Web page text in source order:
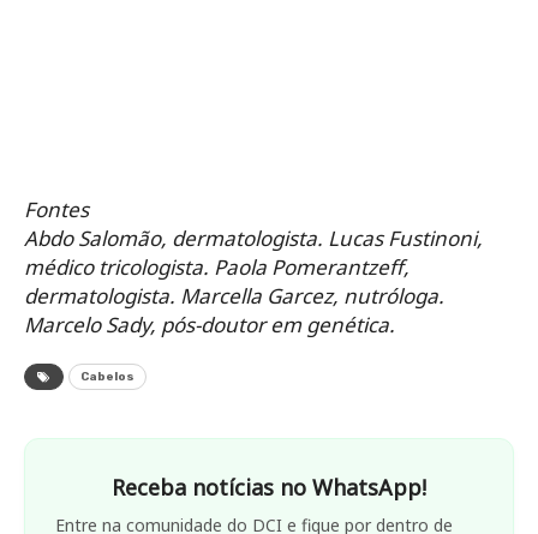
Fontes
Abdo Salomão, dermatologista. Lucas Fustinoni,
médico tricologista. Paola Pomerantzeff,
dermatologista. Marcella Garcez, nutróloga.
Marcelo Sady, pós-doutor em genética.
Cabelos
Receba notícias no WhatsApp!
Entre na comunidade do DCI e fique por dentro de